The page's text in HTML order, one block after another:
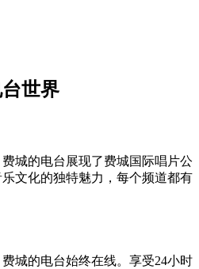
世界
城的电台展现了费城国际唱片公
文化的独特魅力，每个频道都有
城的电台始终在线。享受24小时